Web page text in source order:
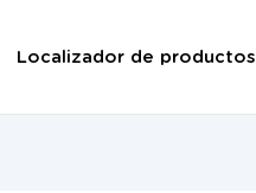
Localizador de productos